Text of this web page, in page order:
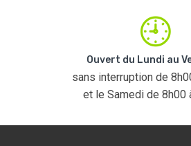
Ouvert du Lundi au
sans interruption de
et le Samedi de 8h00